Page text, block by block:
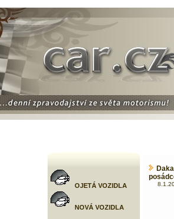
OJETÁ VOZIDLA
NOVÁ VOZIDLA